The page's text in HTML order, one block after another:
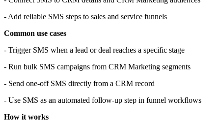
- Add reliable SMS steps to sales and service funnels
Common use cases
- Trigger SMS when a lead or deal reaches a specific stage
- Run bulk SMS campaigns from CRM Marketing segments
- Send one-off SMS directly from a CRM record
- Use SMS as an automated follow-up step in funnel workflows
How it works